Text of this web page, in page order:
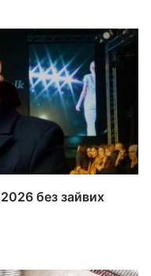
без зайвих